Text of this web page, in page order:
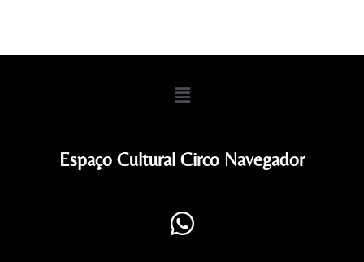
Espaço Cultural Circo Navegador